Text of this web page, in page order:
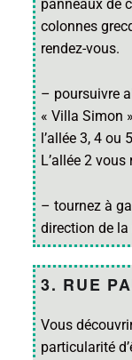
panneaux de
colonnes
rendez-vous.
– poursuivre
« Villa Simon
l’allée 3, 4
L’allée 2
– tournez à
direction de la
3. RUE
Vous
particularité